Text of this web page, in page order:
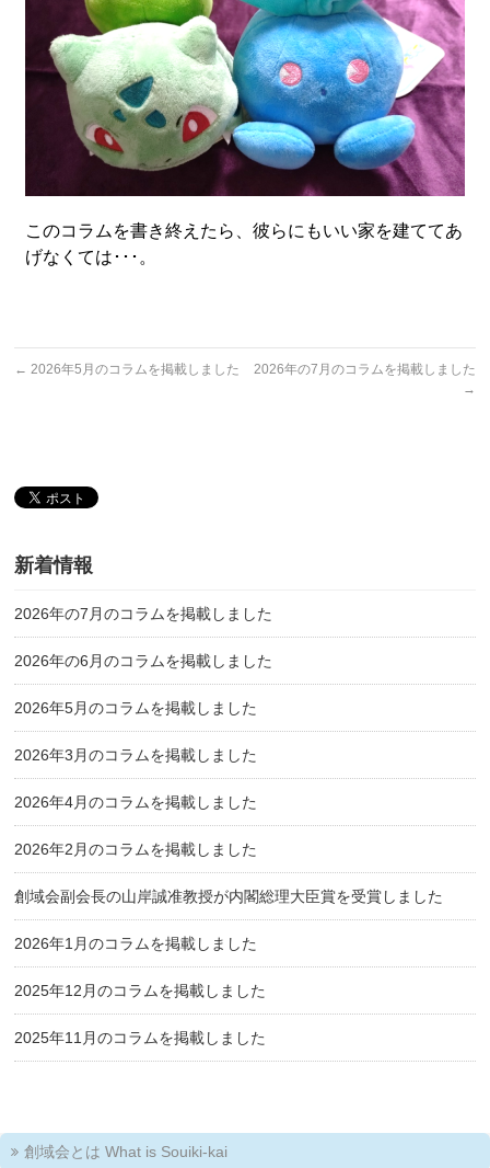
このコラムを書き終えたら、彼らにもいい家を建ててあ
げなくては･･･。
← 2026年5月のコラムを掲載しました
2026年の7月のコラムを掲載しました
→
新着情報
2026年の7月のコラムを掲載しました
2026年の6月のコラムを掲載しました
2026年5月のコラムを掲載しました
2026年3月のコラムを掲載しました
2026年4月のコラムを掲載しました
2026年2月のコラムを掲載しました
創域会副会長の山岸誠准教授が内閣総理大臣賞を受賞しました
2026年1月のコラムを掲載しました
2025年12月のコラムを掲載しました
2025年11月のコラムを掲載しました
創域会とは What is Souiki-kai